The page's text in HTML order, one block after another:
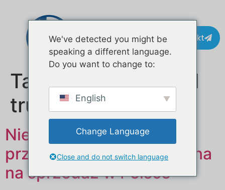
Kontakt
Tag:dostawca food
trucków w Europie
Niestandardowa mobilna
przyczepa gastronomiczna
na sprzedaż w Polsce
We've detected you might be
speaking a different language.
Do you want to change to:
English
Change Language
Close and do not switch language